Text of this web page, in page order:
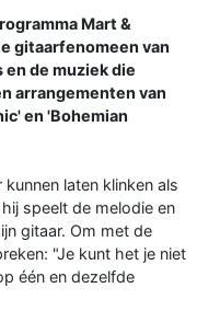
Mart &
gitaarfenomeen van
de muziek die
arrangementen van
en 'Bohemian
laten klinken als
speelt de melodie en
gitaar. Om met de
"Je kunt het je niet
één en dezelfde